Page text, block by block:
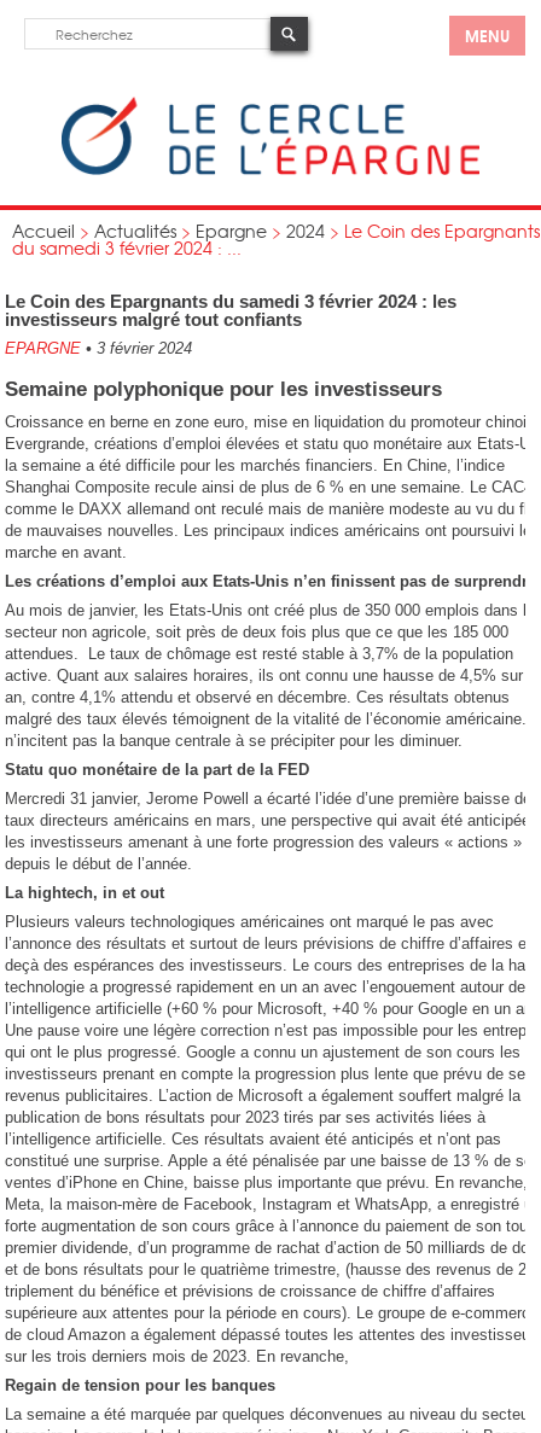
MENU
Accueil > Actualités > Epargne > 2024 > Le Coin des Epargnants
du samedi 3 février 2024 : ...
Le Coin des Epargnants du samedi 3 février 2024 : les
investisseurs malgré tout confiants
EPARGNE • 3 février 2024
Semaine polyphonique pour les investisseurs
Croissance en berne en zone euro, mise en liquidation du promoteur chinois
Evergrande, créations d’emploi élevées et statu quo monétaire aux Etats-
la semaine a été difficile pour les marchés financiers. En Chine, l’indice
Shanghai Composite recule ainsi de plus de 6 % en une semaine. Le CAC40
comme le DAXX allemand ont reculé mais de manière modeste au vu du flot
de mauvaises nouvelles. Les principaux indices américains ont poursuivi
marche en avant.
Les créations d’emploi aux Etats-Unis n’en finissent pas de surprendre
Au mois de janvier, les Etats-Unis ont créé plus de 350 000 emplois dans le
secteur non agricole, soit près de deux fois plus que ce que les 185 000
attendues. Le taux de chômage est resté stable à 3,7% de la population
active. Quant aux salaires horaires, ils ont connu une hausse de 4,5% sur
an, contre 4,1% attendu et observé en décembre. Ces résultats obtenus
malgré des taux élevés témoignent de la vitalité de l’économie américaine.
n’incitent pas la banque centrale à se précipiter pour les diminuer.
Statu quo monétaire de la part de la FED
Mercredi 31 janvier, Jerome Powell a écarté l’idée d’une première baisse des
taux directeurs américains en mars, une perspective qui avait été anticipée
les investisseurs amenant à une forte progression des valeurs « actions »
depuis le début de l’année.
La hightech, in et out
Plusieurs valeurs technologiques américaines ont marqué le pas avec
l’annonce des résultats et surtout de leurs prévisions de chiffre d’affaires en-
deçà des espérances des investisseurs. Le cours des entreprises de la
technologie a progressé rapidement en un an avec l’engouement autour de
l’intelligence artificielle (+60 % pour Microsoft, +40 % pour Google en un
Une pause voire une légère correction n’est pas impossible pour les
qui ont le plus progressé. Google a connu un ajustement de son cours les
investisseurs prenant en compte la progression plus lente que prévu de ses
revenus publicitaires. L’action de Microsoft a également souffert malgré la
publication de bons résultats pour 2023 tirés par ses activités liées à
l’intelligence artificielle. Ces résultats avaient été anticipés et n’ont pas
constitué une surprise. Apple a été pénalisée par une baisse de 13 % de ses
ventes d’iPhone en Chine, baisse plus importante que prévu. En revanche,
Meta, la maison-mère de Facebook, Instagram et WhatsApp, a enregistré
forte augmentation de son cours grâce à l’annonce du paiement de son tout
premier dividende, d’un programme de rachat d’action de 50 milliards de
et de bons résultats pour le quatrième trimestre, (hausse des revenus de 25
triplement du bénéfice et prévisions de croissance de chiffre d’affaires
supérieure aux attentes pour la période en cours). Le groupe de e-
de cloud Amazon a également dépassé toutes les attentes des
sur les trois derniers mois de 2023. En revanche,
Regain de tension pour les banques
La semaine a été marquée par quelques déconvenues au niveau du secteur